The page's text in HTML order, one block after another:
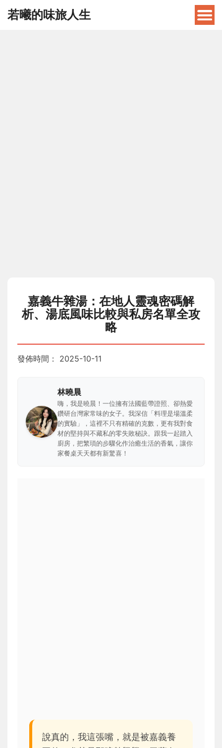
若曦的味旅人生
嘉義牛雜湯：在地人靈魂密碼解
析、湯底風味比較與私房名單全攻
略
發佈時間： 2025-10-11
林曉晨
嗨，我是曉晨！一位擁有法國藍帶證照、卻熱愛
鑽研台灣家常味的女子。我深信「料理是場溫柔
的實驗」，這裡不只有精確的克數，更有我對食
材的堅持與不藏私的零失敗秘訣。跟我一起踏入
廚房，把繁瑣的步驟化作治癒生活的香氣，讓你
家餐桌天天都有新驚喜！
說真的，我這張嘴，就是被嘉義養